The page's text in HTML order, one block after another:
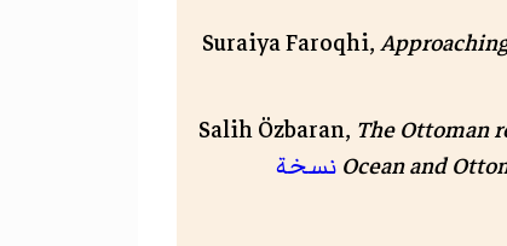
Suraiya Faroqhi,
Salih Özbaran, The Ottoman
Ocean and نسخة